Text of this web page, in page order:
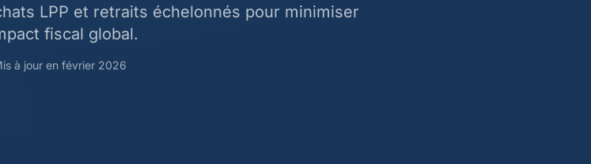
LPP et retraits échelonnés pour minimiser
fiscal global.
à jour en février 2026